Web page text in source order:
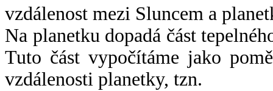
vzdálenost mezi Sluncem a
Na planetku dopadá část
Tuto část vypočítáme jako
vzdálenosti planetky, tzn.